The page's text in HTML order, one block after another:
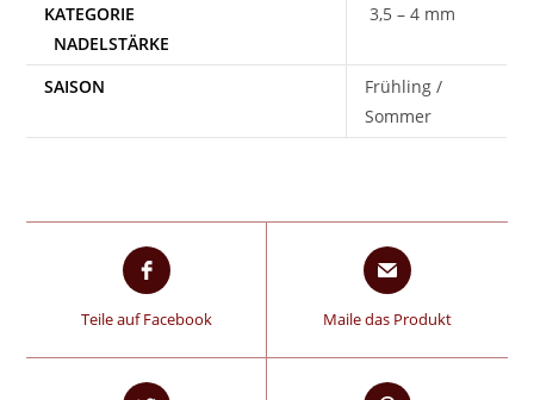
3,5 – 4 mm
SAISON
Frühling /
Sommer
Teile auf Facebook Maile das Produkt